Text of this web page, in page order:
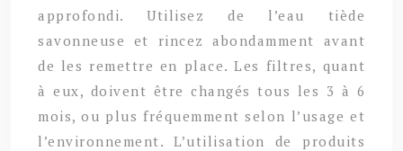
approfondi. Utilisez de l’eau tiède
savonneuse et rincez abondamment avant
de les remettre en place. Les filtres, quant
à eux, doivent être changés tous les 3 à 6
mois, ou plus fréquemment selon l’usage et
l’environnement. L’utilisation de produits